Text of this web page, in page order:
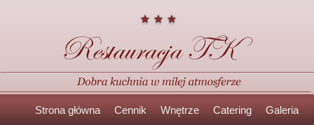
Główne
menu
Przeskocz
Przeskocz
Strona główna Cennik Wnętrze Catering Galeria